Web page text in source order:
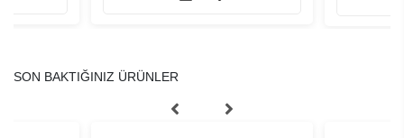
SON BAKTIĞINIZ ÜRÜNLER